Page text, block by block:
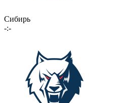
Сибирь
-:-